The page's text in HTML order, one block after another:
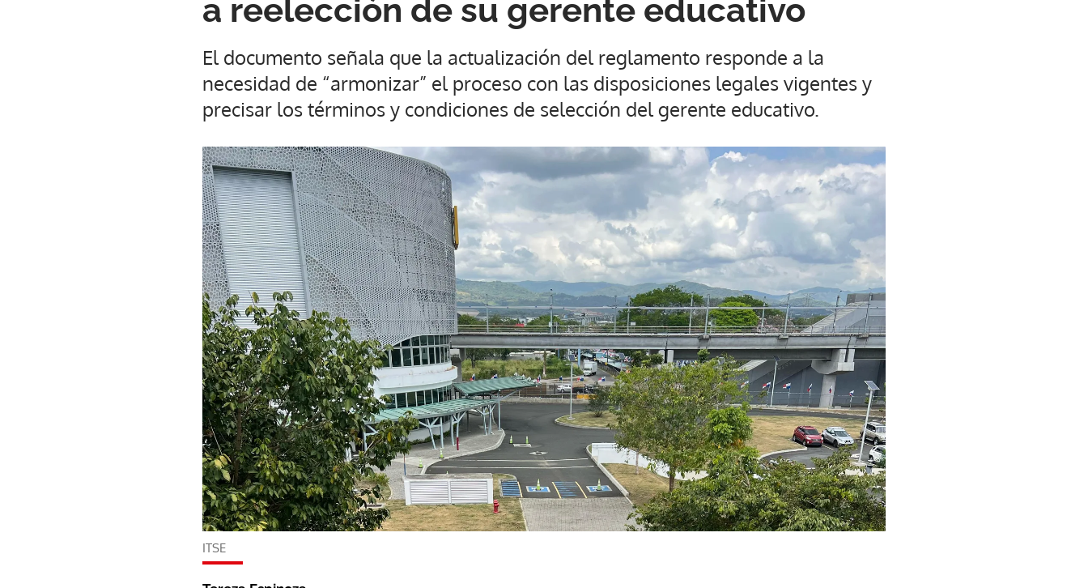
a reelección de su gerente educativo
El documento señala que la actualización del reglamento responde a la
necesidad de “armonizar” el proceso con las disposiciones legales vigentes y
precisar los términos y condiciones de selección del gerente educativo.
ITSE